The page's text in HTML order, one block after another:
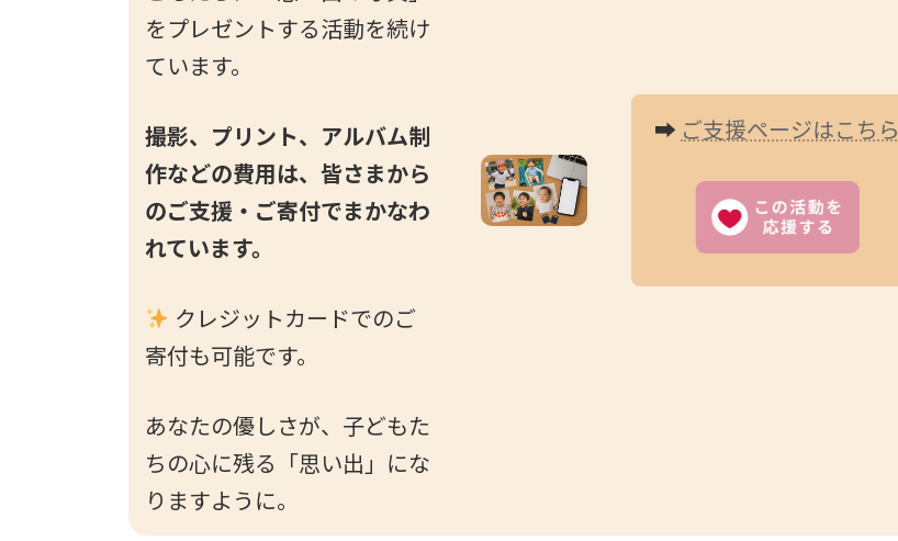
をプレゼントする活動を続け
ています。
撮影、プリント、アルバム制
作などの費用は、皆さまから
のご支援・ご寄付でまかなわ
れています。
クレジットカードでのご
寄付も可能です。
あなたの優しさが、子どもた
ちの心に残る「思い出」にな
りますように。
➡ ご支援ページはこちら